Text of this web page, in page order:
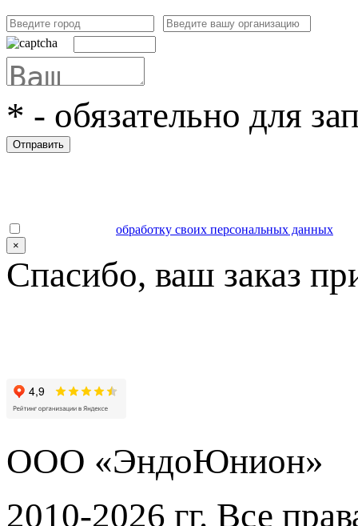
* - обязательно для
Отправить
обработку своих персональных данных
×
Спасибо, ваш заказ
ООО «ЭндоЮнион»
2010-2026 гг. Все